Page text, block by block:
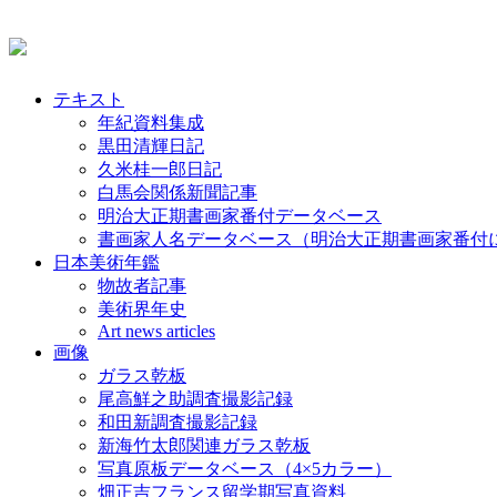
テキスト
年紀資料集成
黒田清輝日記
久米桂一郎日記
白馬会関係新聞記事
明治大正期書画家番付データベース
書画家人名データベース（明治大正期書画家番付
日本美術年鑑
物故者記事
美術界年史
Art news articles
画像
ガラス乾板
尾高鮮之助調査撮影記録
和田新調査撮影記録
新海竹太郎関連ガラス乾板
写真原板データベース（4×5カラー）
畑正吉フランス留学期写真資料